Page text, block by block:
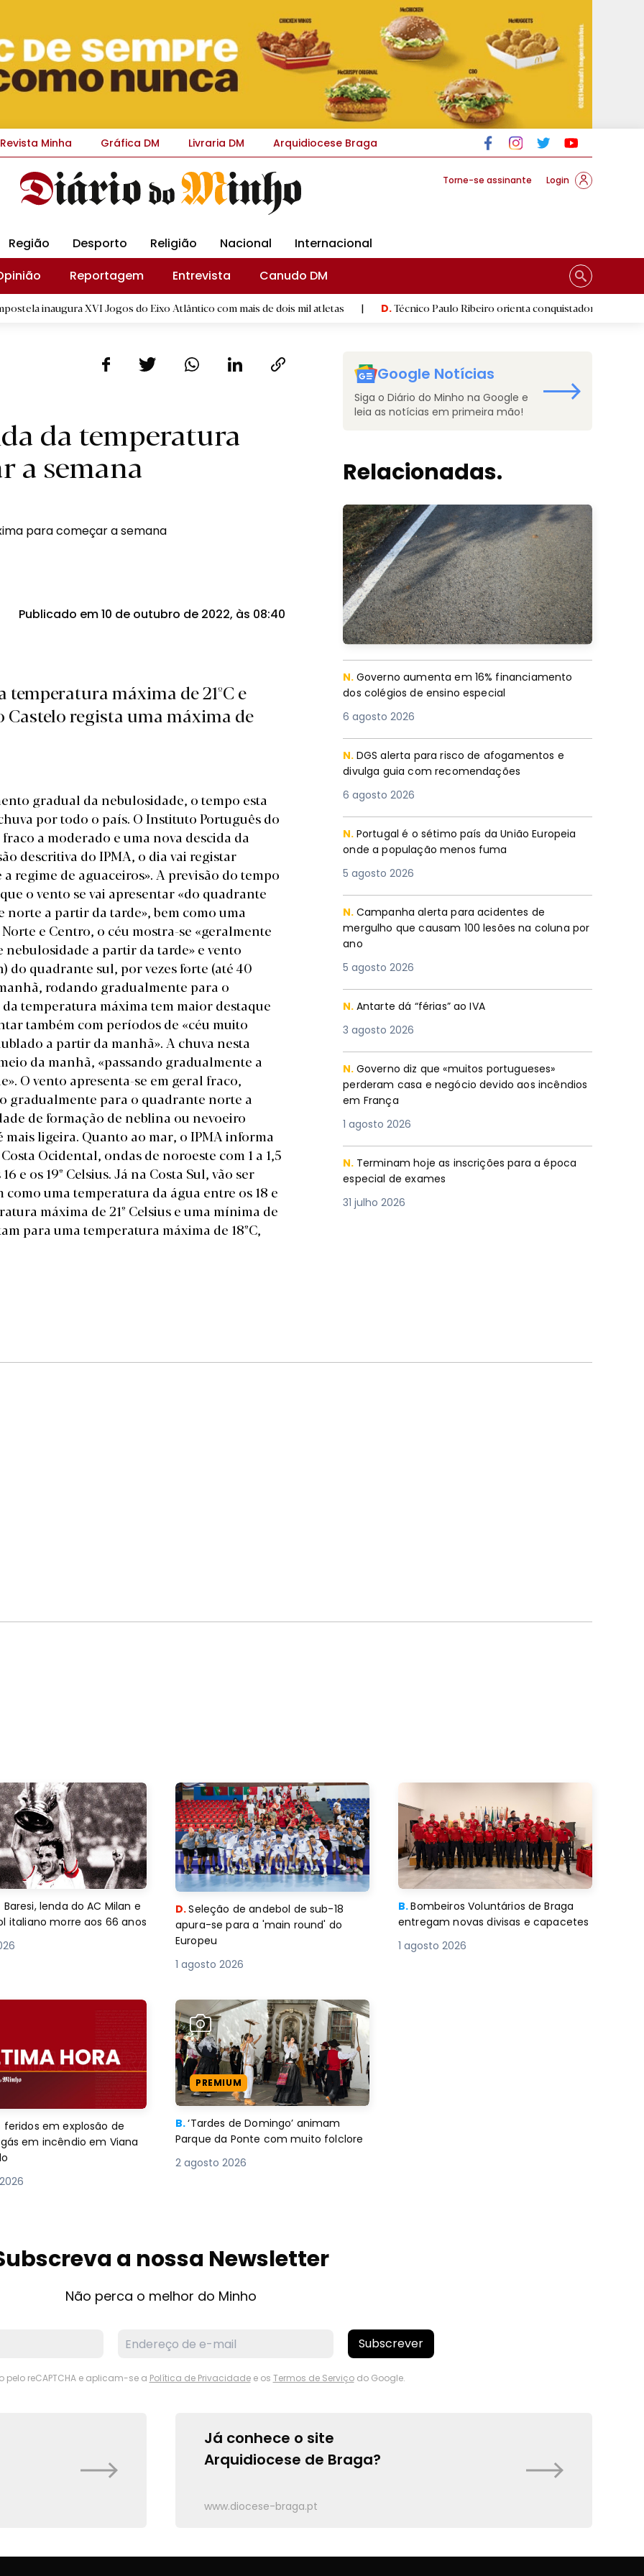
Revista Minha Gráfica DM Livraria DM Arquidiocese Braga
Torne-se assinante Login
Região Desporto Religião Nacional
Internacional
Reportagem Entrevista Canudo DM
XVI Jogos do Eixo Atlântico com mais de dois mil atletas | D. Técnico Paulo Ribeiro orienta conquistadoras | D.
da temperatura
a semana
Publicado em 10 de outubro de 2022, às 08:40
temperatura máxima de 21ºC e
Castelo regista uma máxima de
gradual da nebulosidade, o tempo esta
por todo o país. O Instituto Português do
a moderado e uma nova descida da
descritiva do IPMA, o dia vai registar
regime de aguaceiros». A previsão do tempo
o vento se vai apresentar «do quadrante
a partir da tarde», bem como uma
e Centro, o céu mostra-se «geralmente
a partir da tarde» e vento
do quadrante sul, por vezes forte (até 40
rodando gradualmente para o
temperatura máxima tem maior destaque
também com períodos de «céu muito
a partir da manhã». A chuva nesta
da manhã, «passando gradualmente a
O vento apresenta-se em geral fraco,
gradualmente para o quadrante norte a
de formação de neblina ou nevoeiro
ligeira. Quanto ao mar, o IPMA informa
Ocidental, ondas de noroeste com 1 a 1,5
e os 19º Celsius. Já na Costa Sul, vão ser
uma temperatura da água entre os 18 e
máxima de 21º Celsius e uma mínima de
para uma temperatura máxima de 18ºC,
Google Notícias
Siga o Diário do Minho na Google e
leia as notícias em primeira mão!
Relacionadas.
N. Governo aumenta em 16% financiamento
dos colégios de ensino especial
6 agosto 2026
N. DGS alerta para risco de afogamentos e
divulga guia com recomendações
6 agosto 2026
N. Portugal é o sétimo país da União Europeia
onde a população menos fuma
5 agosto 2026
N. Campanha alerta para acidentes de
mergulho que causam 100 lesões na coluna por
ano
5 agosto 2026
N. Antarte dá “férias” ao IVA
3 agosto 2026
N. Governo diz que «muitos portugueses»
perderam casa e negócio devido aos incêndios
em França
1 agosto 2026
N. Terminam hoje as inscrições para a época
especial de exames
31 julho 2026
Baresi, lenda do AC Milan e
italiano morre aos 66 anos
D.Seleção de andebol de sub-18
apura-se para a 'main round' do
Europeu
1 agosto 2026
B.Bombeiros Voluntários de Braga
entregam novas divisas e capacetes
1 agosto 2026
feridos em explosão de
em incêndio em Viana
PREMIUM
B.‘Tardes de Domingo’ animam
Parque da Ponte com muito folclore
2 agosto 2026
a nossa Newsletter
Não perca o melhor do Minho
Subscrever
pelo reCAPTCHA e aplicam-se a Política de Privacidadee os Termos de Serviçodo Google.
Já conhece o site
Arquidiocese de Braga?
www.diocese-braga.pt